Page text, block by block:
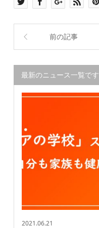
前の記事
最新のニュース一覧です
2021.06.21